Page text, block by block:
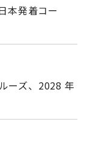
本発着コー
ーズ、2028 年